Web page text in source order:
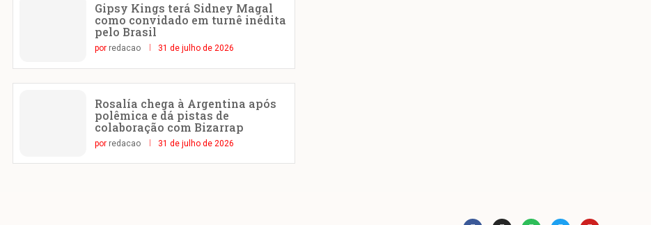
Gipsy Kings terá Sidney Magal
como convidado em turnê inédita
pelo Brasil
por redacao 31 de julho de 2026
Rosalía chega à Argentina após
polêmica e dá pistas de
colaboração com Bizarrap
por redacao 31 de julho de 2026